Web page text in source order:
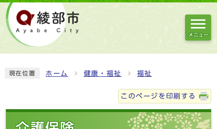
メニュー
現在位置 ホーム 健康・福祉 福祉
このページを印刷する